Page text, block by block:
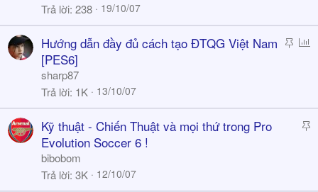
k
Trả lời 238 19/10/07
S
k
Hướng dẫn đầy đủ cách tạo ĐTQG Việt Nam
[PES6]
sharp87
Trả lời 1K 13/10/07
S
k
Kỹ thuật - Chiến Thuật và mọi thứ trong Pro
Evolution Soccer 6 !
bibobom
Trả lời 3K 12/10/07